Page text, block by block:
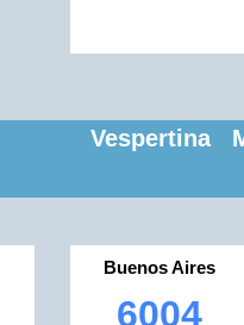
Vespertina
Buenos Aires
6004